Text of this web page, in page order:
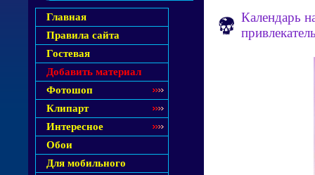
Главная
Правила сайта
Гостевая
Добавить материал
Фотошоп
Клипарт
Интересное
Обои
Для мобильного
Календарь